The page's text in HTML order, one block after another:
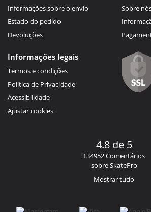
Informações sobre o envio
Estado do pedido
Devoluções
Sobre
Informações legais
Termos e condições
Política de Privacidade
Acessibilidade
Ajustar cookies
4.8 de 5
134952 Comentários
sobre SkatePro
Mostrar tudo